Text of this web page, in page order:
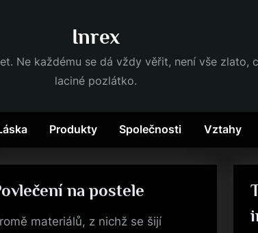
Inrex
Ne každému se dá vždy věřit, není vše zlato,
laciné pozlátko.
Produkty Společnosti Vztahy
na postele
materiálů, z nichž se šijí